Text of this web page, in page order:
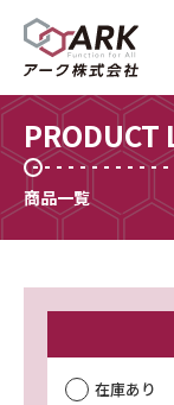
PRODUCT
商品一覧
在庫あり